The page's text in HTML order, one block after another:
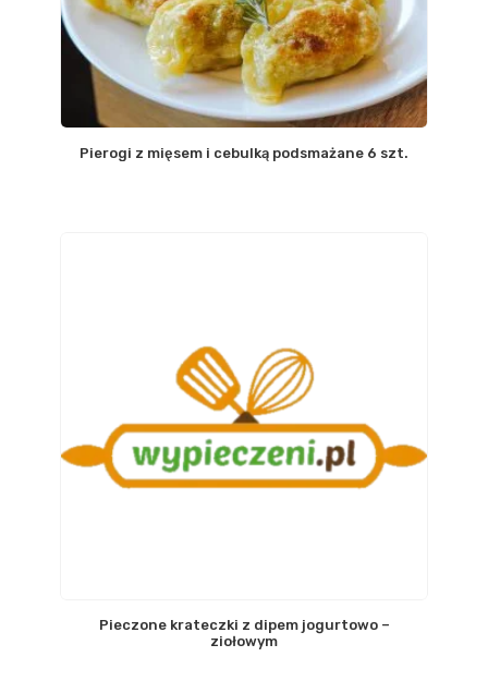
Pierogi z mięsem i cebulką podsmażane 6 szt.
Pieczone krateczki z dipem jogurtowo –
ziołowym